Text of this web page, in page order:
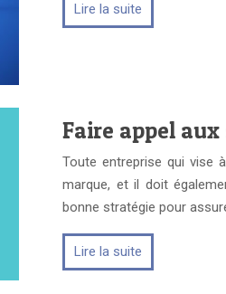
Lire la suite
Faire appel
Toute entreprise qui vise
marque, et il doit
bonne stratégie pour
Lire la suite